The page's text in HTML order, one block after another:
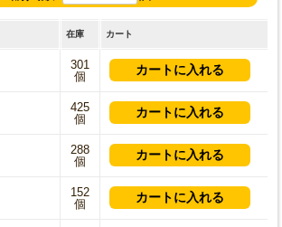
在庫 カート
301
個
425
個
288
個
152
個